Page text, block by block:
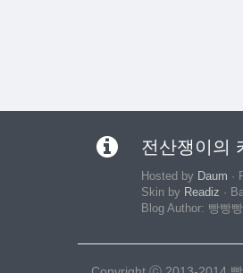
전산쟁이의
Hosted by Daum ·
Skin by Readiz ·
Blog Author: 빵빵빵